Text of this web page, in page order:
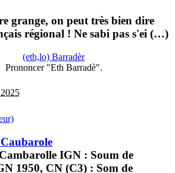
grange, on peut très bien dire
régional ! Ne sabi pas s'ei (…)
(eth,lo) Barradèr
Prononcer "Eth Barradè".
IGN : Soum de
1950, CN (C3) : Som de